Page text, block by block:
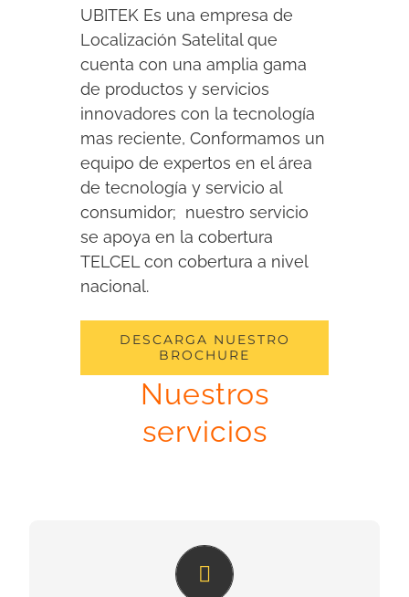
UBITEK Es una empresa de
Localización Satelital que
cuenta con una amplia gama
de productos y servicios
innovadores con la tecnología
mas reciente, Conformamos un
equipo de expertos en el área
de tecnología y servicio al
consumidor; nuestro servicio
se apoya en la cobertura
TELCEL con cobertura a nivel
nacional.
DESCARGA NUESTRO
BROCHURE
Nuestros
servicios
La solución para cuidar de tu
familia